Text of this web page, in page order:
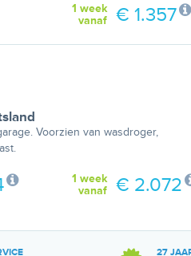
1 week
vanaf
€ 1.357
Voorzien van wasdroger,
1 week
vanaf
€ 2.072
27